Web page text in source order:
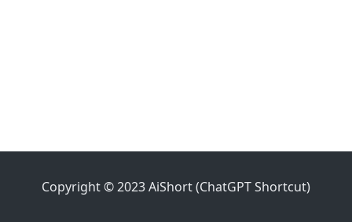
Copyright © 2023 AiShort (ChatGPT Shortcut)